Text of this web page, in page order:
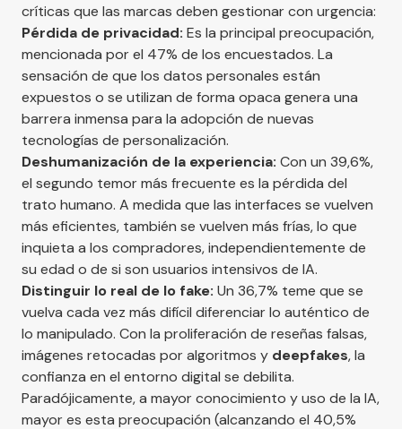
críticas que las marcas deben gestionar con urgencia:
Pérdida de privacidad: Es la principal preocupación,
mencionada por el 47% de los encuestados. La
sensación de que los datos personales están
expuestos o se utilizan de forma opaca genera una
barrera inmensa para la adopción de nuevas
tecnologías de personalización.
Deshumanización de la experiencia: Con un 39,6%,
el segundo temor más frecuente es la pérdida del
trato humano. A medida que las interfaces se vuelven
más eficientes, también se vuelven más frías, lo que
inquieta a los compradores, independientemente de
su edad o de si son usuarios intensivos de IA.
Distinguir lo real de lo fake: Un 36,7% teme que se
vuelva cada vez más difícil diferenciar lo auténtico de
lo manipulado. Con la proliferación de reseñas falsas,
imágenes retocadas por algoritmos y deepfakes, la
confianza en el entorno digital se debilita.
Paradójicamente, a mayor conocimiento y uso de la IA,
mayor es esta preocupación (alcanzando el 40,5%